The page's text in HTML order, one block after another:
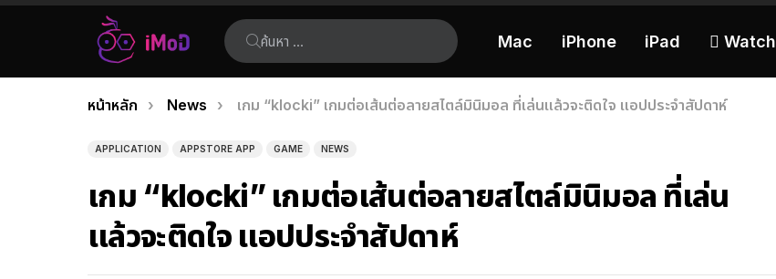
ค้นหา:
Mac iPhone iPad  Watch
เรื่อง
ล่าสุด
คุณอยู่ที่นี่:
หน้าหลัก News เกม “klocki” เกมต่อเส้นต่อลายสไตล์มินิมอล ที่เล่นแล้วจะติดใจ แอปประจำสัปดาห์
APPLICATION APPSTORE APP GAME NEWS
เกม “klocki” เกมต่อเส้นต่อลายสไตล์มินิมอล ที่เล่น
แล้วจะติดใจ แอปประจำสัปดาห์